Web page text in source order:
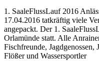
1. SaaleFlussLauf 2016
17.04.2016 tatkräftig viele
angepackt. Der 1.
Orlamünde statt. Alle
Fischfreunde, Jagdgenossen,
Flößer und Wassersportler